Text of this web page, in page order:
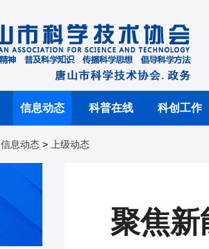
信息动态 科普在线 科创工作
信息动态 > 上级动态
聚焦新